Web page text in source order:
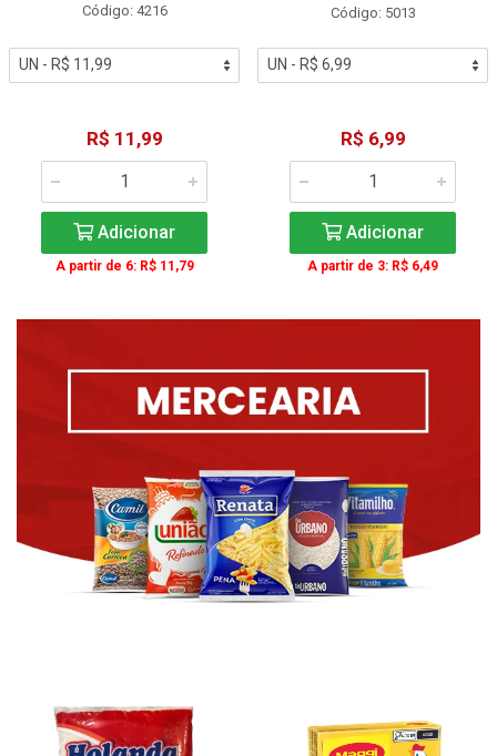
Código: 4216
R$ 11,99
Adicionar
A partir de 6: R$ 11,79
Código: 5013
R$ 6,99
Adicionar
A partir de 3: R$ 6,49